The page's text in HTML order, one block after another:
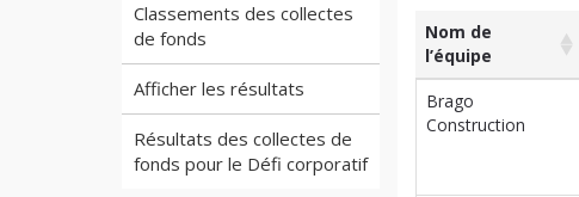
Classements des collectes
de fonds
Afficher les résultats
Résultats des collectes de
fonds pour le Défi corporatif
Liste
des
participants
Nom de
l’équipe
Nom de
l’équipe
Brago
Construction